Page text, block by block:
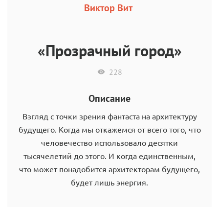
Виктор Вит
«Прозрачный город»
228
Описание
Взгляд с точки зрения фантаста на архитектуру
будущего. Когда мы откажемся от всего того, что
человечество использовало десятки
тысячелетий до этого. И когда единственным,
что может понадобится архитекторам будущего,
будет лишь энергия.